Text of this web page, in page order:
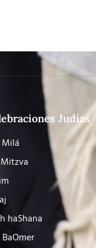
Judías
haShana